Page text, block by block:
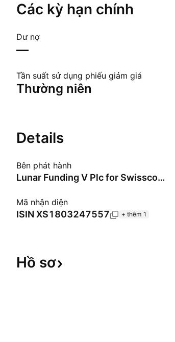
Các kỳ hạn chính
Dư nợ
—
Tần suất sử dụng phiếu giảm giá
Thường niên
Details
Bên phát hành
Lunar Funding V Plc for Swisscom AG
Mã nhận diện
ISIN XS1803247557 + thêm 1
Hồ sơ